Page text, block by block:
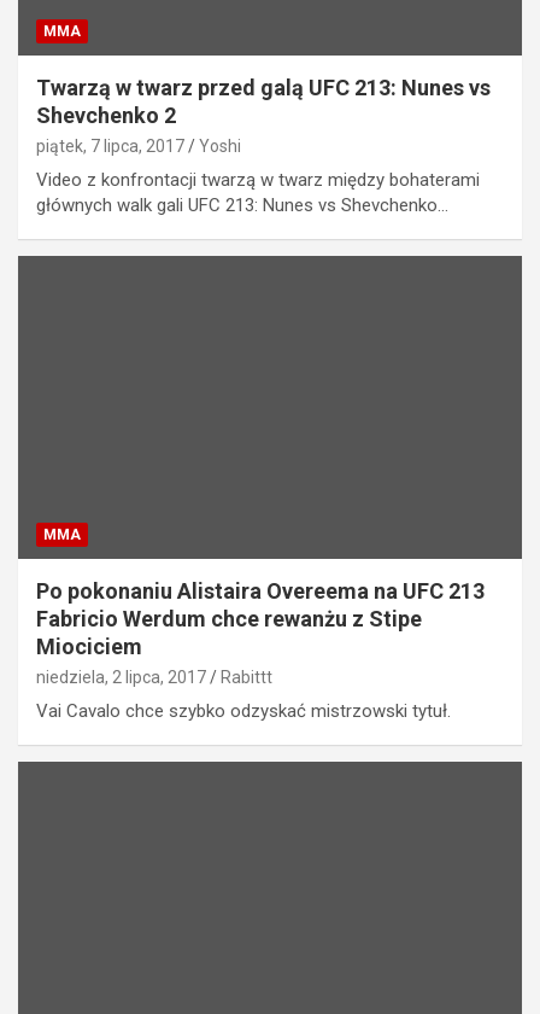
MMA
Twarzą w twarz przed galą UFC 213: Nunes vs
Shevchenko 2
piątek, 7 lipca, 2017 Yoshi
Video z konfrontacji twarzą w twarz między bohaterami
głównych walk gali UFC 213: Nunes vs Shevchenko…
MMA
Po pokonaniu Alistaira Overeema na UFC 213
Fabricio Werdum chce rewanżu z Stipe
Miociciem
niedziela, 2 lipca, 2017 Rabittt
Vai Cavalo chce szybko odzyskać mistrzowski tytuł.